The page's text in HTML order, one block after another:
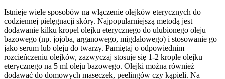
Istnieje wiele sposobów na włączenie olejków eterycznych do
codziennej pielęgnacji skóry. Najpopularniejszą metodą jest
dodawanie kilku kropel olejku eterycznego do ulubionego oleju
bazowego (np. jojoba, arganowego, migdałowego) i stosowanie go
jako serum lub oleju do twarzy. Pamiętaj o odpowiednim
rozcieńczeniu olejków, zazwyczaj stosuje się 1-2 krople olejku
eterycznego na 5 ml oleju bazowego. Olejki można również
dodawać do domowych maseczek, peelingów czy kąpieli. Na